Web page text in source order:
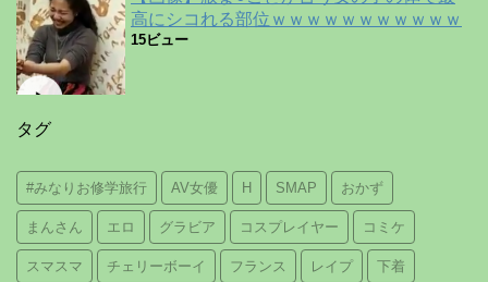
高にシコれる部位ｗｗｗｗｗｗｗｗｗｗｗ
15ビュー
タグ
#みなりお修学旅行 AV女優 H SMAP おかず
まんさん エロ グラビア コスプレイヤー コミケ
スマスマ チェリーボーイ フランス レイプ 下着